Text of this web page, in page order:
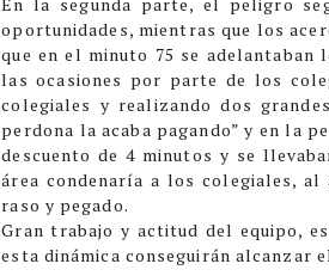
oportunidades, mientras que los
que en el minuto 75 se adelantaban
las ocasiones por parte de los
colegiales y realizando dos
perdona la acaba pagando” y en la
descuento de 4 minutos y se
área condenaría a los colegiales,
raso y pegado.
Gran trabajo y actitud del equipo,
esta dinámica conseguirán alcanzar